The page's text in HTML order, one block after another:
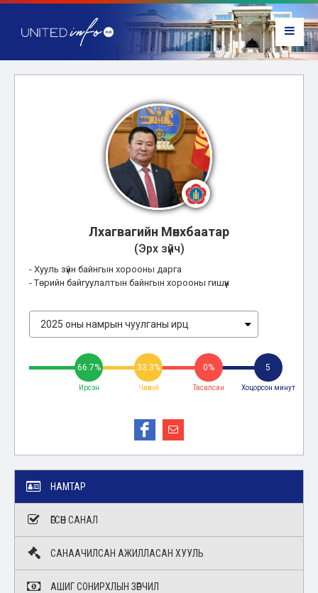
Лхагвагийн Мөнхбаатар
(Эрх зүйч)
- Хууль зүйн байнгын хорооны дарга
- Төрийн байгуулалтын байнгын хорооны гишүүн
66.7%
Ирсэн
33.3%
Чөлөөтэй
0%
Тасалсан
5
Хоцорсон минут
НАМТАР
ӨГСӨН САНАЛ
САНААЧИЛСАН АЖИЛЛАСАН ХУУЛЬ
АШИГ СОНИРХЛЫН ЗӨРЧИЛ